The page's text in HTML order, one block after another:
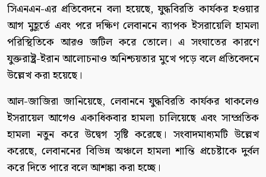
সিএনএন-এর প্রতিবেদনে বলা হয়েছে, যুদ্ধবিরতি কার্যকর হওয়ার
আগ মুহূর্তে এবং পরে দক্ষিণ লেবাননে ব্যাপক ইসরায়েলি হামলা
পরিস্থিতিকে আরও জটিল করে তোলে। এ সংঘাতের কারণে
যুক্তরাষ্ট্র-ইরান আলোচনাও অনিশ্চয়তার মুখে পড়ে বলে প্রতিবেদনে
উল্লেখ করা হয়েছে।
আল-জাজিরা জানিয়েছে, লেবাননে যুদ্ধবিরতি কার্যকর থাকলেও
ইসরায়েল আগেও একাধিকবার হামলা চালিয়েছে এবং সাম্প্রতিক
হামলা নতুন করে উদ্বেগ সৃষ্টি করেছে। সংবাদমাধ্যমটি উল্লেখ
করেছে, লেবাননের বিভিন্ন অঞ্চলে হামলা শান্তি প্রচেষ্টাকে দুর্বল
করে দিতে পারে বলে আশঙ্কা করা হচ্ছে।